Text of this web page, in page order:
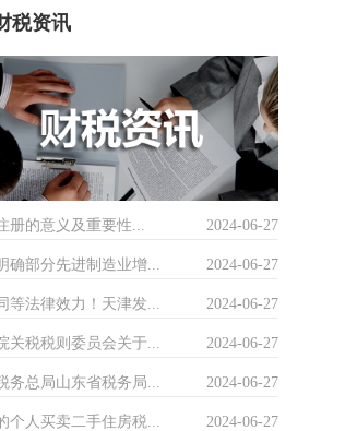
税资讯
册的意义及重要性... 2024-06-27
确部分先进制造业增... 2024-06-27
等法律效力！天津发... 2024-06-27
关税税则委员会关于... 2024-06-27
务总局山东省税务局... 2024-06-27
个人买卖二手住房税... 2024-06-27